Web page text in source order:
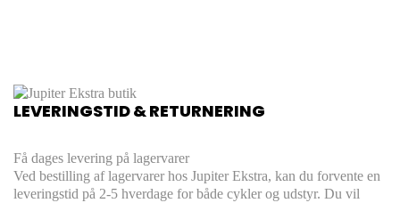
LEVERINGSTID & RETURNERING
Få dages levering på lagervarer
Ved bestilling af lagervarer hos Jupiter Ekstra, kan du forvente en
leveringstid på 2-5 hverdage for både cykler og udstyr. Du vil